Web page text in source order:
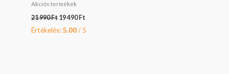
Akciós termékek
21 990Ft 19 490 Ft
Értékelés:5.00/ 5